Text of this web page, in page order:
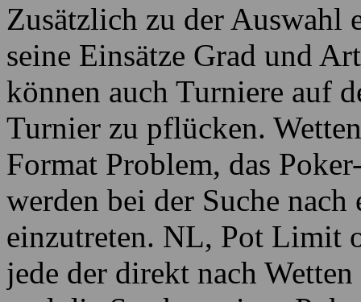
Zusätzlich zu der Auswahl
seine Einsätze Grad und
können auch Turniere auf
Turnier zu pflücken.
Format Problem, das
werden bei der Suche
einzutreten. NL, Pot Limit
jede der direkt nach